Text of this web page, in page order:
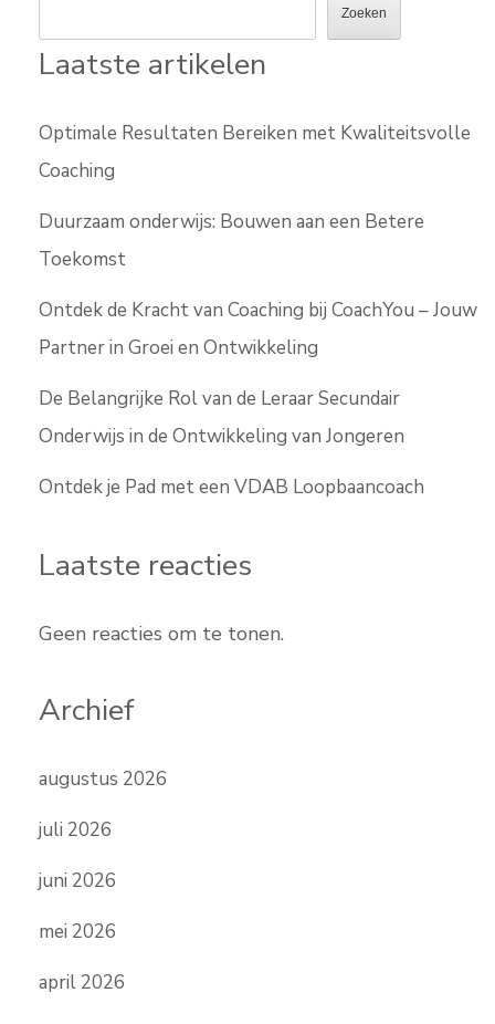
Zoeken
Laatste artikelen
Optimale Resultaten Bereiken met Kwaliteitsvolle
Coaching
Duurzaam onderwijs: Bouwen aan een Betere
Toekomst
Ontdek de Kracht van Coaching bij CoachYou – Jouw
Partner in Groei en Ontwikkeling
De Belangrijke Rol van de Leraar Secundair
Onderwijs in de Ontwikkeling van Jongeren
Ontdek je Pad met een VDAB Loopbaancoach
Laatste reacties
Geen reacties om te tonen.
Archief
augustus 2026
juli 2026
juni 2026
mei 2026
april 2026